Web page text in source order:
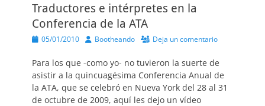
Traductores e intérpretes en la
Conferencia de la ATA
Publicado
05/01/2010 AutorBootheando Deja un comentario
Para los que -como yo- no tuvieron la suerte de
asistir a la quincuagésima Conferencia Anual de
la ATA, que se celebró en Nueva York del 28 al 31
de octubre de 2009, aquí les dejo un vídeo